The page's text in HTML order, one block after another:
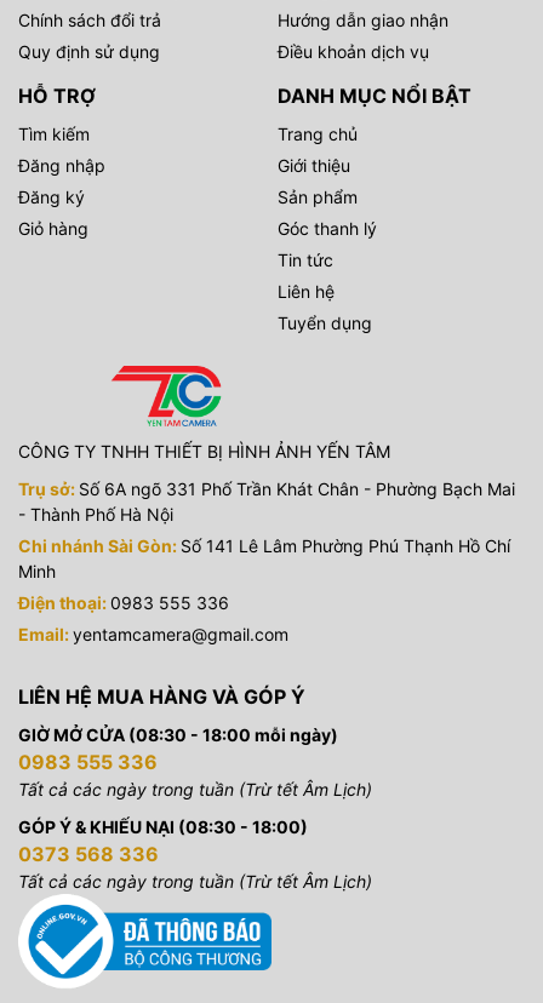
Chính sách đổi trả
Quy định sử dụng
Hướng dẫn giao nhận
Điều khoản dịch vụ
HỖ TRỢ
Tìm kiếm
Đăng nhập
Đăng ký
Giỏ hàng
DANH MỤC NỔI BẬT
Trang chủ
Giới thiệu
Sản phẩm
Góc thanh lý
Tin tức
Liên hệ
Tuyển dụng
CÔNG TY TNHH THIẾT BỊ HÌNH ẢNH YẾN TÂM
Trụ sở: Số 6A ngõ 331 Phố Trần Khát Chân - Phường Bạch Mai
- Thành Phố Hà Nội
Chi nhánh Sài Gòn: Số 141 Lê Lâm Phường Phú Thạnh Hồ Chí
Minh
Điện thoại:0983 555 336
Email:yentamcamera@gmail.com
LIÊN HỆ MUA HÀNG VÀ GÓP Ý
GIỜ MỞ CỬA (08:30 - 18:00 mỗi ngày)
0983 555 336
Tất cả các ngày trong tuần (Trừ tết Âm Lịch)
GÓP Ý & KHIẾU NẠI (08:30 - 18:00)
0373 568 336
Tất cả các ngày trong tuần (Trừ tết Âm Lịch)